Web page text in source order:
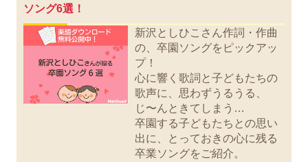
ソング6選！
新沢としひこさん作詞・作曲
の、卒園ソングをピックアッ
プ！
心に響く歌詞と子どもたちの
歌声に、思わずうるうる、
じ〜んときてしまう…
卒園する子どもたちとの思い
出に、とっておきの心に残る
卒業ソングをご紹介。